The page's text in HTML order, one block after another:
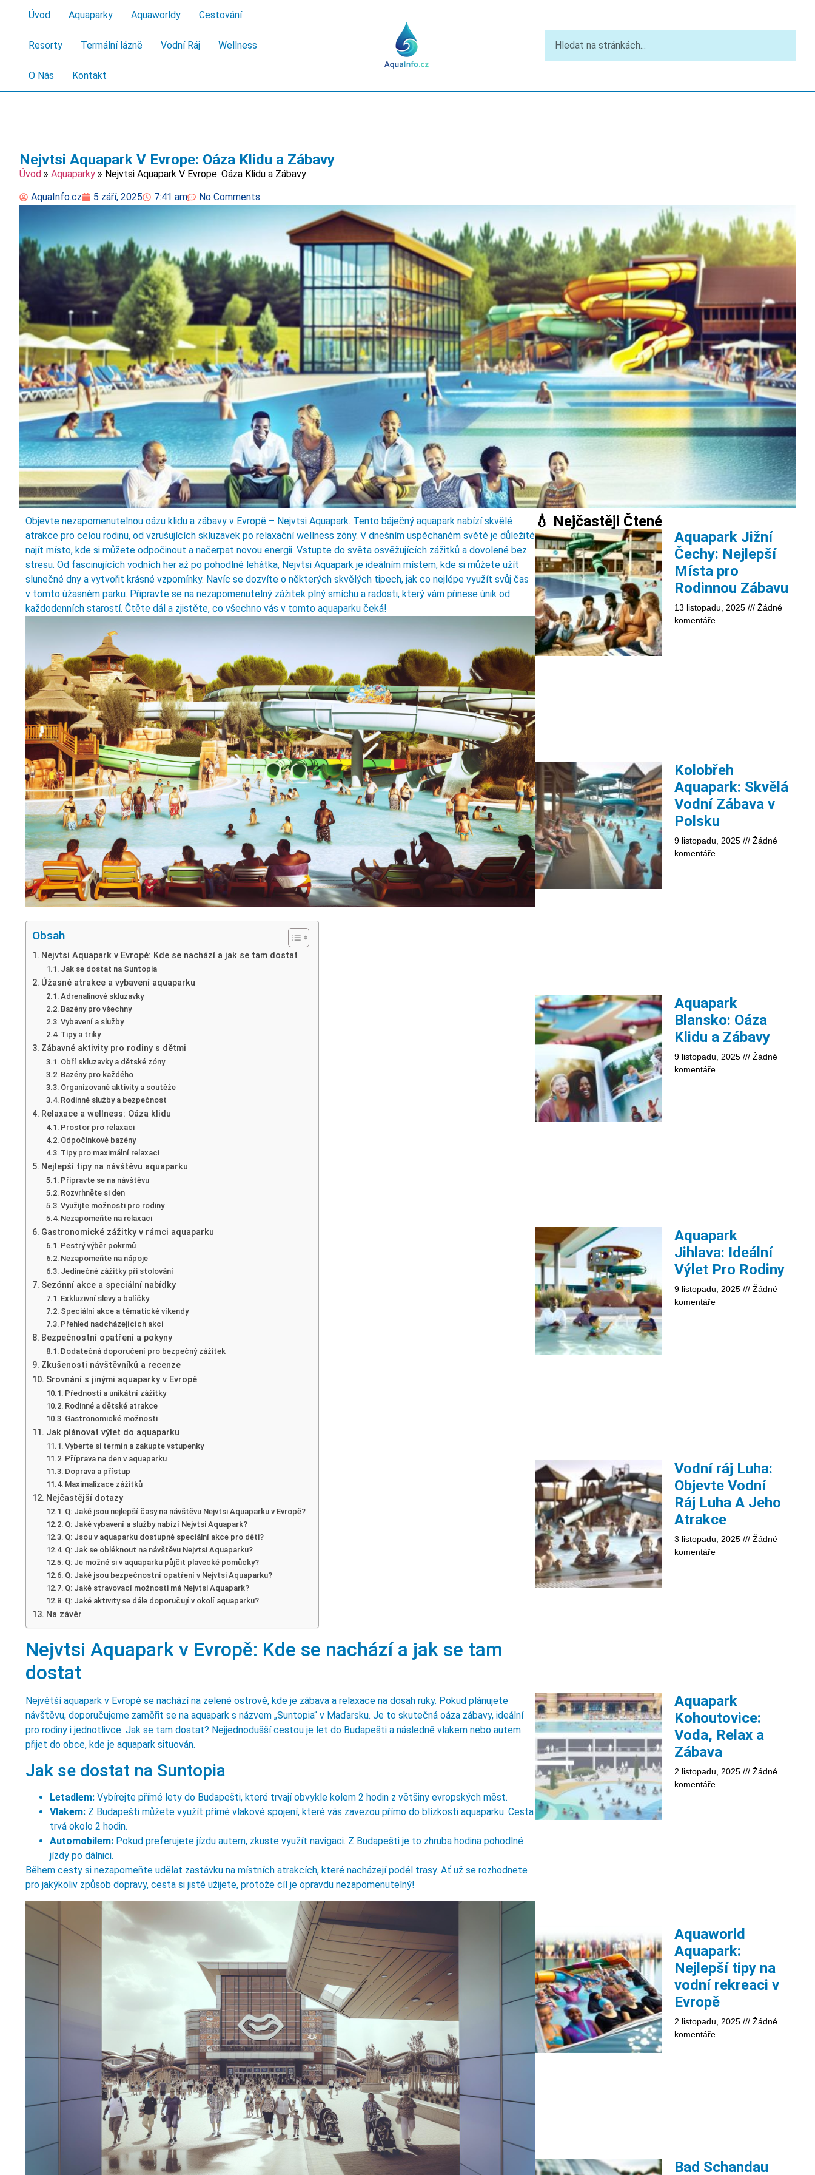
Úvod Aquaparky Aquaworldy Cestování
Resorty Termální lázně Vodní Ráj Wellness
O Nás Kontakt
Nejvtsi Aquapark V Evrope: Oáza Klidu a Zábavy
Úvod » Aquaparky » Nejvtsi Aquapark V Evrope: Oáza Klidu a Zábavy
AquaInfo.cz 5 září, 2025 7:41 am No Comments
Objevte nezapomenutelnou oázu klidu a zábavy v Evropě – Nejvtsi Aquapark. Tento báječný aquapark nabízí skvělé
atrakce pro celou rodinu, od vzrušujících skluzavek po relaxační wellness zóny. V dnešním uspěchaném světě je důležité
najít místo, kde si můžete odpočinout a načerpat novou energii. Vstupte do světa osvěžujících zážitků a dovolené bez
stresu. Od fascinujících vodních her až po pohodlné lehátka, Nejvtsi Aquapark je ideálním místem, kde si můžete užít
slunečné dny a vytvořit krásné vzpomínky. Navíc se dozvíte o některých skvělých tipech, jak co nejlépe využít svůj čas
v tomto úžasném parku. Připravte se na nezapomenutelný zážitek plný smíchu a radosti, který vám přinese únik od
každodenních starostí. Čtěte dál a zjistěte, co všechno vás v tomto aquaparku čeká!
Obsah
Nejvtsi Aquapark v Evropě: Kde se nachází a jak se tam dostat
Jak se dostat na Suntopia
Úžasné atrakce a vybavení aquaparku
Adrenalinové skluzavky
Bazény pro všechny
Vybavení a služby
Tipy a triky
Zábavné aktivity pro rodiny s dětmi
Obří skluzavky a dětské zóny
Bazény pro každého
Organizované aktivity a soutěže
Rodinné služby a bezpečnost
Relaxace a wellness: Oáza klidu
Prostor pro relaxaci
Odpočinkové bazény
Tipy pro maximální relaxaci
Nejlepší tipy na návštěvu aquaparku
Připravte se na návštěvu
Rozvrhněte si den
Využijte možnosti pro rodiny
Nezapomeňte na relaxaci
Gastronomické zážitky v rámci aquaparku
Pestrý výběr pokrmů
Nezapomeňte na nápoje
Jedinečné zážitky při stolování
Sezónní akce a speciální nabídky
Exkluzivní slevy a balíčky
Speciální akce a tématické víkendy
Přehled nadcházejících akcí
Bezpečnostní opatření a pokyny
Dodatečná doporučení pro bezpečný zážitek
Zkušenosti návštěvníků a recenze
Srovnání s jinými aquaparky v Evropě
Přednosti a unikátní zážitky
Rodinné a dětské atrakce
Gastronomické možnosti
Jak plánovat výlet do aquaparku
Vyberte si termín a zakupte vstupenky
Příprava na den v aquaparku
Doprava a přístup
Maximalizace zážitků
Nejčastější dotazy
Q: Jaké jsou nejlepší časy na návštěvu Nejvtsi Aquaparku v Evropě?
Q: Jaké vybavení a služby nabízí Nejvtsi Aquapark?
Q: Jsou v aquaparku dostupné speciální akce pro děti?
Q: Jak se obléknout na návštěvu Nejvtsi Aquaparku?
Q: Je možné si v aquaparku půjčit plavecké pomůcky?
Q: Jaké jsou bezpečnostní opatření v Nejvtsi Aquaparku?
Q: Jaké stravovací možnosti má Nejvtsi Aquapark?
Q: Jaké aktivity se dále doporučují v okolí aquaparku?
Na závěr
Nejvtsi Aquapark v Evropě: Kde se nachází a jak se tam
dostat
Největší aquapark v Evropě se nachází na zelené ostrově, kde je zábava a relaxace na dosah ruky. Pokud plánujete
návštěvu, doporučujeme zaměřit se na aquapark s názvem „Suntopia“ v Maďarsku. Je to skutečná oáza zábavy, ideální
pro rodiny i jednotlivce. Jak se tam dostat? Nejjednodušší cestou je let do Budapešti a následně vlakem nebo autem
přijet do obce, kde je aquapark situován.
Jak se dostat na Suntopia
Letadlem: Vybírejte přímé lety do Budapešti, které trvají obvykle kolem 2 hodin z většiny evropských měst.
Vlakem: Z Budapešti můžete využít přímé vlakové spojení, které vás zavezou přímo do blízkosti aquaparku. Cesta
trvá okolo 2 hodin.
Automobilem: Pokud preferujete jízdu autem, zkuste využít navigaci. Z Budapešti je to zhruba hodina pohodlné
jízdy po dálnici.
Během cesty si nezapomeňte udělat zastávku na místních atrakcích, které nacházejí podél trasy. Ať už se rozhodnete
pro jakýkoliv způsob dopravy, cesta si jistě užijete, protože cíl je opravdu nezapomenutelný!
💧 Nejčastěji Čtené
Aquapark Jižní
Čechy: Nejlepší
Místa pro
Rodinnou Zábavu
13 listopadu, 2025
Žádné
komentáře
Kolobřeh
Aquapark: Skvělá
Vodní Zábava v
Polsku
9 listopadu, 2025
Žádné
komentáře
Aquapark
Blansko: Oáza
Klidu a Zábavy
9 listopadu, 2025
Žádné
komentáře
Aquapark
Jihlava: Ideální
Výlet Pro Rodiny
9 listopadu, 2025
Žádné
komentáře
Vodní ráj Luha:
Objevte Vodní
Ráj Luha A Jeho
Atrakce
3 listopadu, 2025
Žádné
komentáře
Aquapark
Kohoutovice:
Voda, Relax a
Zábava
2 listopadu, 2025
Žádné
komentáře
Aquaworld
Aquapark:
Nejlepší tipy na
vodní rekreaci v
Evropě
2 listopadu, 2025
Žádné
komentáře
Bad Schandau